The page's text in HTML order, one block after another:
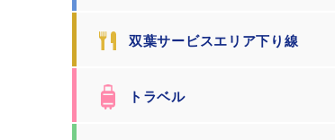
双葉サービスエリア下り線
トラベル